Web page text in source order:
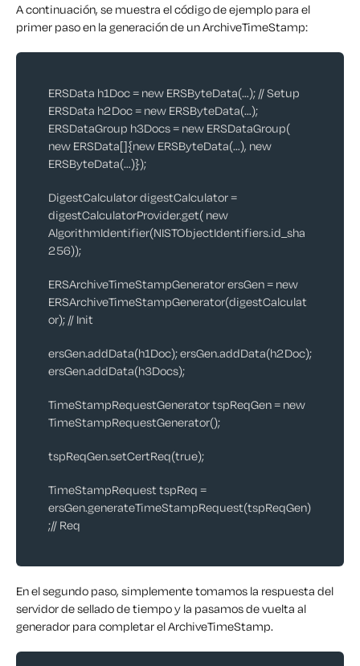
A continuación, se muestra el código de ejemplo para el
primer paso en la generación de un ArchiveTimeStamp:
ERSData h1Doc = new ERSByteData(…); // Setup
ERSData h2Doc = new ERSByteData(…);
ERSDataGroup h3Docs = new ERSDataGroup(
new ERSData[]{new ERSByteData(…), new
ERSByteData(…)});
DigestCalculator digestCalculator =
digestCalculatorProvider.get( new
AlgorithmIdentifier(NISTObjectIdentifiers.id_sha
256));
ERSArchiveTimeStampGenerator ersGen = new
ERSArchiveTimeStampGenerator(digestCalculat
or); // Init
ersGen.addData(h1Doc);ersGen.addData(h2Doc);
ersGen.addData(h3Docs);
TimeStampRequestGenerator tspReqGen = new
TimeStampRequestGenerator();
tspReqGen.setCertReq(true);
TimeStampRequest tspReq =
ersGen.generateTimeStampRequest(tspReqGen)
;// Req
En el segundo paso, simplemente tomamos la respuesta del
servidor de sellado de tiempo y la pasamos de vuelta al
generador para completar el ArchiveTimeStamp.